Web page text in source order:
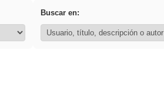
Buscar en: